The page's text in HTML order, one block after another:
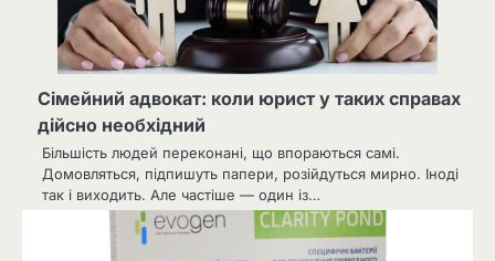
Сімейний адвокат: коли юрист у таких справах
дійсно необхідний
Більшість людей переконані, що впораються самі.
Домовляться, підпишуть папери, розійдуться мирно. Іноді
так і виходить. Але частіше — один із…